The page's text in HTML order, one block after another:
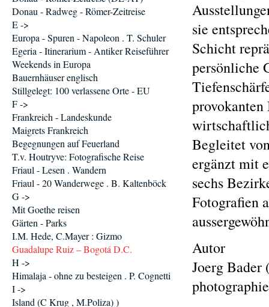
sie
Schicht
persönliche
Begleitet
ergänzt mit
sechs
Fotografien
Autor
Joerg
Donau - Radweg - Römer-Zeitreise
E ->
Europa - Spuren - Napoleon . T. Schuler
Egeria - Itinerarium - Antiker Reiseführer
Weekends in Europa
Bauernhäuser englisch
Stillgelegt: 100 verlassene Orte - EU
F ->
Frankreich - Landeskunde
Maigrets Frankreich
Begegnungen auf Feuerland
T.v. Houtryve: Fotografische Reise
Friaul - Lesen . Wandern
Friaul - 20 Wanderwege . B. Kaltenböck
G ->
Mit Goethe reisen
Gärten - Parks
I.M. Hede, C.Mayer : Gizmo
Guadalupe Ruiz – Bogotá D.C.
H ->
Himalaja - ohne zu besteigen . P. Cognetti
I ->
Island (C Krug , M.Poliza) )